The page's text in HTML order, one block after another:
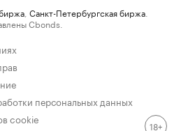
Санкт-Петербургская биржа
Cbonds.
персональных данных
cookie
18+